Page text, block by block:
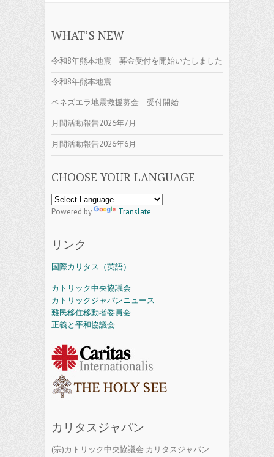
WHAT’S NEW
令和8年熊本地震 募金受付を開始いたしました
令和8年熊本地震
ベネズエラ地震救援募金 受付開始
月間活動報告2026年7月
月間活動報告2026年6月
CHOOSE YOUR LANGUAGE
Powered by Translate
リンク
国際カリタス（英語）
カトリック中央協議会
カトリックジャパンニュース
難民移住移動者委員会
正義と平和協議会
カリタスジャパン
(宗)カトリック中央協議会 カリタスジャパン